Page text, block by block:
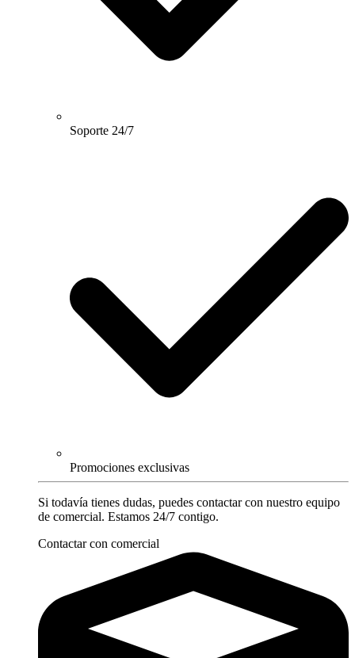
Soporte 24/7
Promociones exclusivas
Si todavía tienes dudas, puedes contactar con nuestro equipo
de comercial. Estamos 24/7 contigo.
Contactar con comercial